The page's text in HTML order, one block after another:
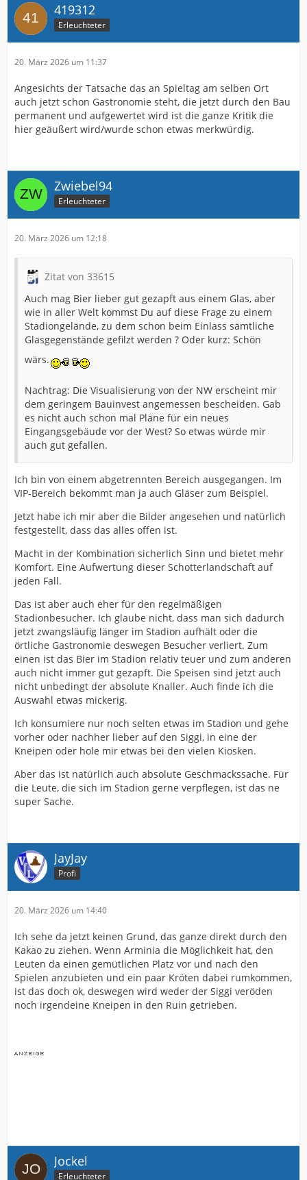
419312
Erleuchteter
20. März 2026 um 11:37
Angesichts der Tatsache das an Spieltag am selben Ort
auch jetzt schon Gastronomie steht, die jetzt durch den Bau
permanent und aufgewertet wird ist die ganze Kritik die
hier geäußert wird/wurde schon etwas merkwürdig.
Zwiebel94
Erleuchteter
20. März 2026 um 12:18
Zitat von 33615
Auch mag Bier lieber gut gezapft aus einem Glas, aber
wie in aller Welt kommst Du auf diese Frage zu einem
Stadiongelände, zu dem schon beim Einlass sämtliche
Glasgegenstände gefilzt werden ? Oder kurz: Schön
wärs.
Nachtrag: Die Visualisierung von der NW erscheint mir
dem geringem Bauinvest angemessen bescheiden. Gab
es nicht auch schon mal Pläne für ein neues
Eingangsgebäude vor der West? So etwas würde mir
auch gut gefallen.
Ich bin von einem abgetrennten Bereich ausgegangen. Im
VIP-Bereich bekommt man ja auch Gläser zum Beispiel.
Jetzt habe ich mir aber die Bilder angesehen und natürlich
festgestellt, dass das alles offen ist.
Macht in der Kombination sicherlich Sinn und bietet mehr
Komfort. Eine Aufwertung dieser Schotterlandschaft auf
jeden Fall.
Das ist aber auch eher für den regelmäßigen
Stadionbesucher. Ich glaube nicht, dass man sich dadurch
jetzt zwangsläufig länger im Stadion aufhält oder die
örtliche Gastronomie deswegen Besucher verliert. Zum
einen ist das Bier im Stadion relativ teuer und zum anderen
auch nicht immer gut gezapft. Die Speisen sind jetzt auch
nicht unbedingt der absolute Knaller. Auch finde ich die
Auswahl etwas mickerig.
Ich konsumiere nur noch selten etwas im Stadion und gehe
vorher oder nachher lieber auf den Siggi, in eine der
Kneipen oder hole mir etwas bei den vielen Kiosken.
Aber das ist natürlich auch absolute Geschmackssache. Für
die Leute, die sich im Stadion gerne verpflegen, ist das ne
super Sache.
JayJay
Profi
20. März 2026 um 14:40
Ich sehe da jetzt keinen Grund, das ganze direkt durch den
Kakao zu ziehen. Wenn Arminia die Möglichkeit hat, den
Leuten da einen gemütlichen Platz vor und nach den
Spielen anzubieten und ein paar Kröten dabei rumkommen,
ist das doch ok, deswegen wird weder der Siggi veröden
noch irgendeine Kneipen in den Ruin getrieben.
Jockel
Erleuchteter